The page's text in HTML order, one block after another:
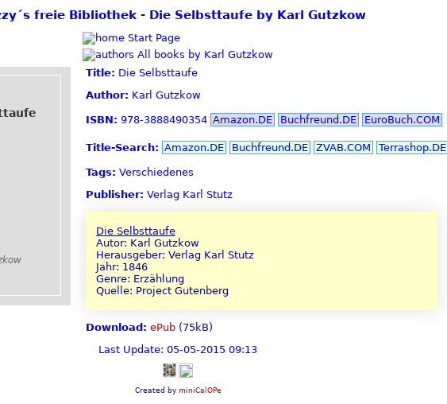
freie Bibliothek - Die Selbsttaufe by Karl Gutzkow
Start Page
All books by Karl Gutzkow
Title: Die Selbsttaufe
Author: Karl Gutzkow
ISBN: 978-3888490354 Amazon.DE Buchfreund.DE EuroBuch.COM
Title-Search: Amazon.DE Buchfreund.DE ZVAB.COM Terrashop.DE
Tags: Verschiedenes
Publisher: Verlag Karl Stutz
Die Selbsttaufe
Autor: Karl Gutzkow
Herausgeber: Verlag Karl Stutz
Jahr: 1846
Genre: Erzählung
Quelle: Project Gutenberg
Download: ePub(75kB)
Last Update: 05-05-2015 09:13
Created by miniCalOPe